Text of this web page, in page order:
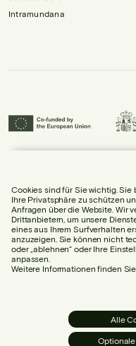
Intramundana
Entwicklung (EFRE)
Unternehmens und seiner
Cookies sind für Sie wichtig. Sie
Ihre Privatsphäre zu schützen
Anfragen über die Website. Wir
Drittanbietern, um unsere
eines aus Ihrem Surfverhalten
anzuzeigen. Sie können nicht
oder „ablehnen“ oder Ihre
anpassen.
Weitere Informationen finden
Alle